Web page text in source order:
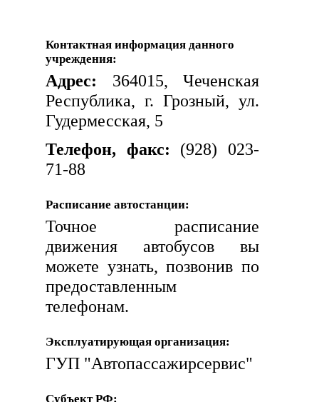
Контактная информация данного
учреждения:
Адрес: 364015, Чеченская
Республика, г. Грозный, ул.
Гудермесская, 5
Телефон, факс: (928) 023-
71-88
Расписание автостанции:
Точное расписание
движения автобусов вы
можете узнать, позвонив по
предоставленным
телефонам.
Эксплуатирующая организация:
ГУП "Автопассажирсервис"
Субъект РФ: